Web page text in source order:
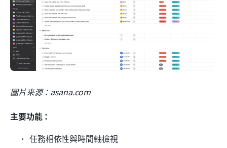
圖片來源：asana.com
主要功能：
任務相依性與時間軸檢視